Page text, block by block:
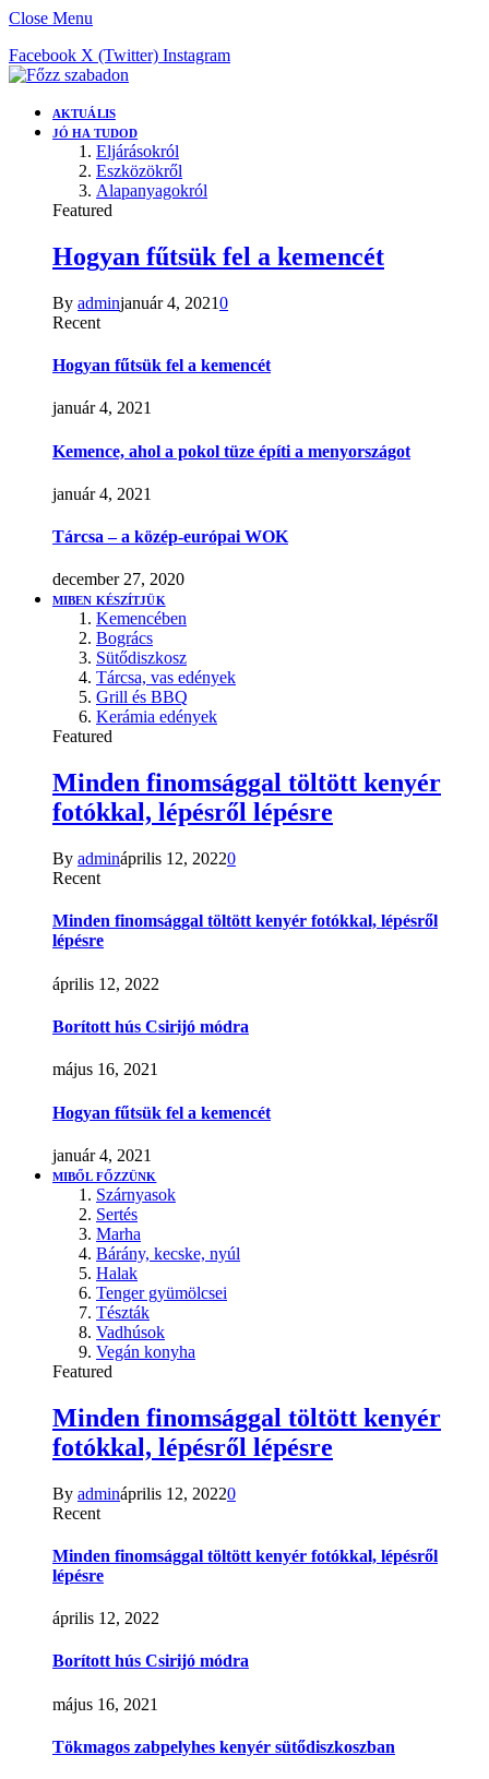
Close Menu
Facebook X (Twitter) Instagram
AKTUÁLIS
JÓ HA TUDOD
Eljárásokról
Eszközökről
Alapanyagokról
Featured
Hogyan fűtsük fel a kemencét
By adminjanuár 4, 20210
Recent
Hogyan fűtsük fel a kemencét
január 4, 2021
Kemence, ahol a pokol tüze építi a menyországot
január 4, 2021
Tárcsa – a közép-európai WOK
december 27, 2020
MIBEN KÉSZÍTJÜK
Kemencében
Bogrács
Sütődiszkosz
Tárcsa, vas edények
Grill és BBQ
Kerámia edények
Featured
Minden finomsággal töltött kenyér
fotókkal, lépésről lépésre
By admináprilis 12, 20220
Recent
Minden finomsággal töltött kenyér fotókkal, lépésről
lépésre
április 12, 2022
Borított hús Csirijó módra
május 16, 2021
Hogyan fűtsük fel a kemencét
január 4, 2021
MIBŐL FŐZZÜNK
Szárnyasok
Sertés
Marha
Bárány, kecske, nyúl
Halak
Tenger gyümölcsei
Tészták
Vadhúsok
Vegán konyha
Featured
Minden finomsággal töltött kenyér
fotókkal, lépésről lépésre
By admináprilis 12, 20220
Recent
Minden finomsággal töltött kenyér fotókkal, lépésről
lépésre
április 12, 2022
Borított hús Csirijó módra
május 16, 2021
Tökmagos zabpelyhes kenyér sütődiszkoszban